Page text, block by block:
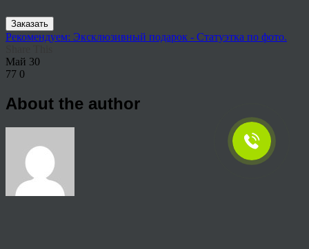
Заказать
Рекомендуем: Эксклюзивный подарок - Статуэтка по фото.
Май 30
77 0
About the author